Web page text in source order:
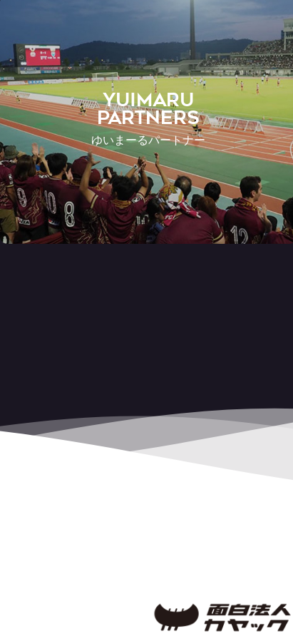
YUIMARU
Partners
ゆいまーるパートナー